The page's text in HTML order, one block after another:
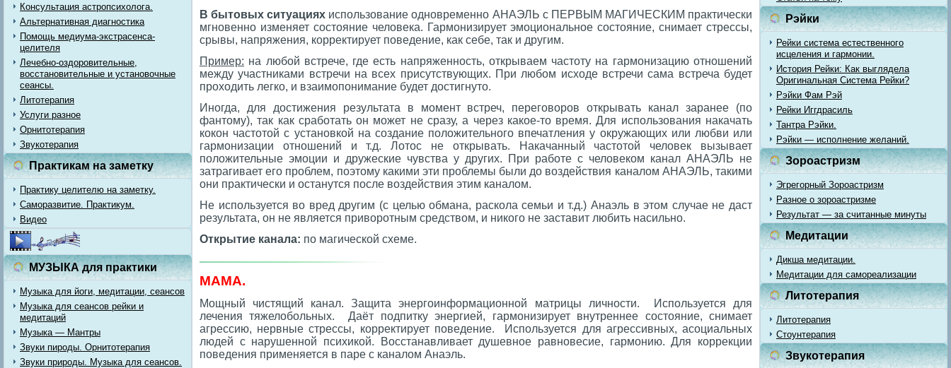
Консультация астропсихолога.
Альтернативная диагностика
Помощь медиума-экстрасенса-
целителя
Лечебно-оздоровительные,
восстановительные и установочные
сеансы.
Литотерапия
Услуги разное
Орнитотерапия
Звукотерапия
Практикам на заметку
Практику целителю на заметку.
Саморазвитие. Практикум.
Видео
МУЗЫКА для практики
Музыка для йоги, медитации, сеансов
Музыка для сеансов рейки и
медитаций
Музыка — Мантры
Звуки пироды. Орнитотерапия
Звуки природы. Музыка для сеансов.
В бытовых ситуациях использование одновременно АНАЭЛЬ с ПЕРВЫМ МАГИЧЕСКИМ практически
мгновенно изменяет состояние человека. Гармонизирует эмоциональное состояние, снимает стрессы,
срывы, напряжения, корректирует поведение, как себе, так и другим.
Пример: на любой встрече, где есть напряженность, открываем частоту на гармонизацию отношений
между участниками встречи на всех присутствующих. При любом исходе встречи сама встреча будет
проходить легко, и взаимопонимание будет достигнуто.
Иногда, для достижения результата в момент встреч, переговоров открывать канал заранее (по
фантому), так как сработать он может не сразу, а через какое-то время. Для использования накачать
кокон частотой с установкой на создание положительного впечатления у окружающих или любви или
гармонизации отношений и т.д. Лотос не открывать. Накачанный частотой человек вызывает
положительные эмоции и дружеские чувства у других. При работе с человеком канал АНАЭЛЬ не
затрагивает его проблем, поэтому какими эти проблемы были до воздействия каналом АНАЭЛЬ, такими
они практически и останутся после воздействия этим каналом.
Не используется во вред другим (с целью обмана, раскола семьи и т.д.) Анаэль в этом случае не даст
результата, он не является приворотным средством, и никого не заставит любить насильно.
Открытие канала: по магической схеме.
МАМА.
Мощный чистящий канал. Защита энергоинформационной матрицы личности. Используется для
лечения тяжелобольных. Даёт подпитку энергией, гармонизирует внутреннее состояние, снимает
агрессию, нервные стрессы, корректирует поведение. Используется для агрессивных, асоциальных
людей с нарушенной психикой. Восстанавливает душевное равновесие, гармонию. Для коррекции
поведения применяется в паре с каналом Анаэль.
Рэйки
Рейки система естественного
исцеления и гармонии.
История Рейки: Как выглядела
Оригинальная Система Рейки?
Рэйки Фам Рэй
Рейки Иггдрасиль
Тантра Рэйки.
Рэйки — исполнение желаний.
Зороастризм
Эгрегорный Зороастризм
Разное о зороастризме
Результат — за считанные минуты
Медитации
Дикша медитации.
Медитации для самореализации
Литотерапия
Литотерапия
Стоунтерапия
Звукотерапия